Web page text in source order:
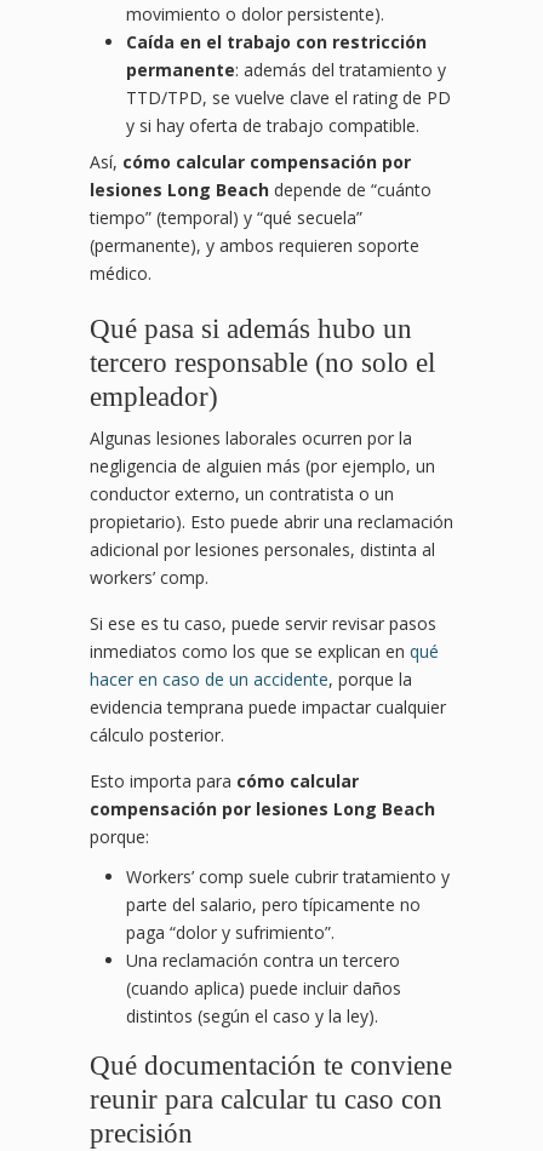
movimiento o dolor persistente).
Caída en el trabajo con restricción
permanente: además del tratamiento y
TTD/TPD, se vuelve clave el rating de PD
y si hay oferta de trabajo compatible.
Así, cómo calcular compensación por
lesiones Long Beach depende de “cuánto
tiempo” (temporal) y “qué secuela”
(permanente), y ambos requieren soporte
médico.
Qué pasa si además hubo un
tercero responsable (no solo el
empleador)
Algunas lesiones laborales ocurren por la
negligencia de alguien más (por ejemplo, un
conductor externo, un contratista o un
propietario). Esto puede abrir una reclamación
adicional por lesiones personales, distinta al
workers’ comp.
Si ese es tu caso, puede servir revisar pasos
inmediatos como los que se explican en qué
hacer en caso de un accidente, porque la
evidencia temprana puede impactar cualquier
cálculo posterior.
Esto importa para cómo calcular
compensación por lesiones Long Beach
porque:
Workers’ comp suele cubrir tratamiento y
parte del salario, pero típicamente no
paga “dolor y sufrimiento”.
Una reclamación contra un tercero
(cuando aplica) puede incluir daños
distintos (según el caso y la ley).
Qué documentación te conviene
reunir para calcular tu caso con
precisión